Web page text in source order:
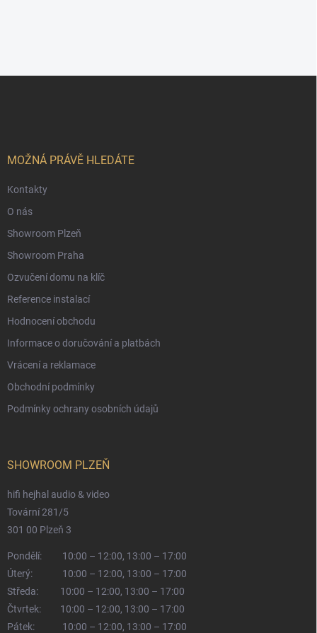
MOŽNÁ PRÁVĚ HLEDÁTE
Kontakty
O nás
Showroom Plzeň
Showroom Praha
Ozvučení domu na klíč
Reference instalací
Hodnocení obchodu
Informace o doručování a platbách
Vrácení a reklamace
Obchodní podmínky
Podmínky ochrany osobních údajů
SHOWROOM PLZEŇ
hifi hejhal audio & video
Tovární 281/5
301 00 Plzeň 3
Pondělí:
10:00 – 12:00, 13:00 – 17:00
Úterý:
10:00 – 12:00, 13:00 – 17:00
Středa:
10:00 – 12:00, 13:00 – 17:00
Čtvrtek:
10:00 – 12:00, 13:00 – 17:00
Pátek:
10:00 – 12:00, 13:00 – 17:00